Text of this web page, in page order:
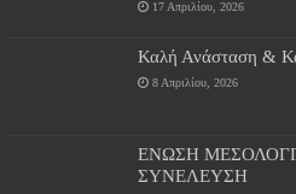
17 Απριλίου, 2026
Καλή Ανάσταση &
8 Απριλίου, 2026
ΕΝΩΣΗ
ΣΥΝΕΛΕΥΣΗ